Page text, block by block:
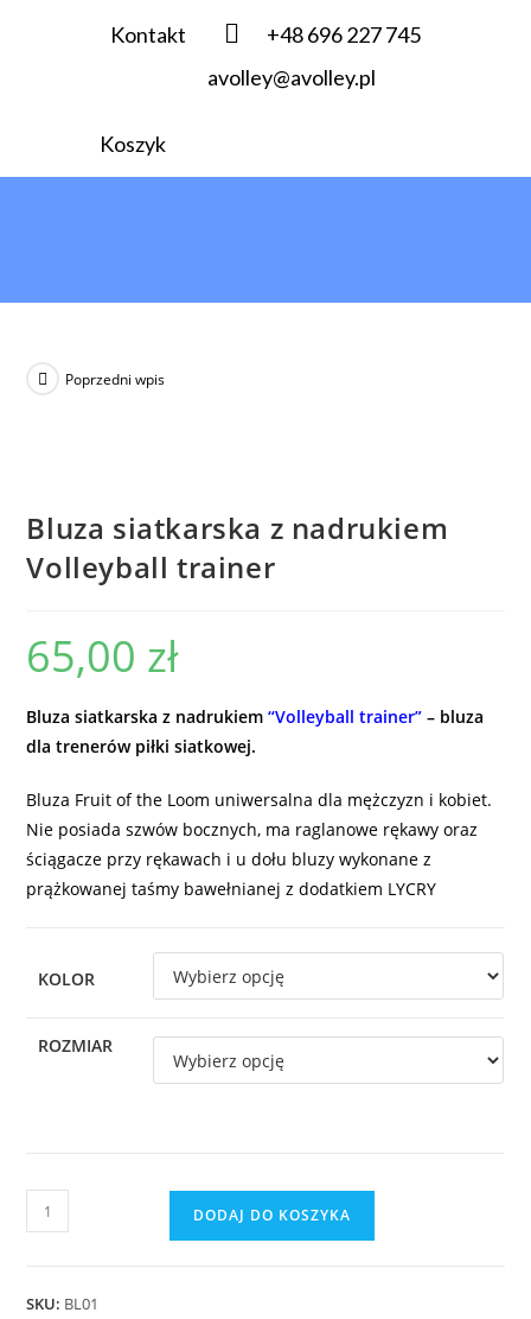
Kontakt
+48 696 227 745
avolley@avolley.pl
Koszyk
Poprzedni wpis
Bluza siatkarska z nadrukiem
Volleyball trainer
65,00 zł
Bluza siatkarska z nadrukiem “Volleyball trainer” – bluza
dla trenerów piłki siatkowej.
Bluza Fruit of the Loom uniwersalna dla mężczyzn i kobiet.
Nie posiada szwów bocznych, ma raglanowe rękawy oraz
ściągacze przy rękawach i u dołu bluzy wykonane z
prążkowanej taśmy bawełnianej z dodatkiem LYCRY
KOLOR
ROZMIAR
DODAJ DO KOSZYKA
SKU: BL01